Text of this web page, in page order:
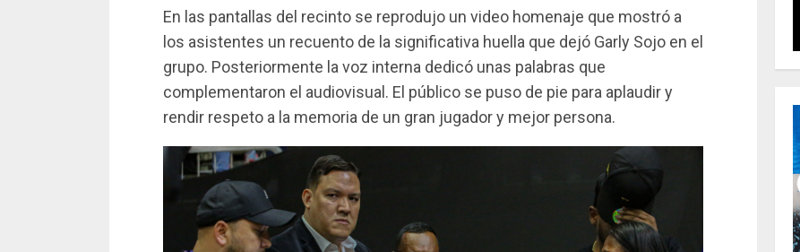
En las pantallas del recinto se reprodujo un video homenaje que mostró a
los asistentes un recuento de la significativa huella que dejó Garly Sojo en el
grupo. Posteriormente la voz interna dedicó unas palabras que
complementaron el audiovisual. El público se puso de pie para aplaudir y
rendir respeto a la memoria de un gran jugador y mejor persona.